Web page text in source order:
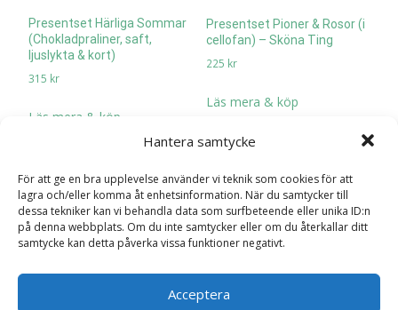
Hantera samtycke
För att ge en bra upplevelse använder vi teknik som cookies för att
lagra och/eller komma åt enhetsinformation. När du samtycker till
dessa tekniker kan vi behandla data som surfbeteende eller unika ID:n
på denna webbplats. Om du inte samtycker eller om du återkallar ditt
samtycke kan detta påverka vissa funktioner negativt.
Acceptera
Presentset Härliga Sommar
(Chokladpraliner, saft,
ljuslykta & kort)
315 kr
Läs mera & köp
Presentset Pioner & Rosor (i
cellofan) – Sköna Ting
225 kr
Läs mera & köp